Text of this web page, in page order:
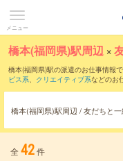
メニュー
橋本(福岡県)駅周辺 ×
橋本(福岡県)駅の派遣のお仕事情報で
ビス系、 クリエイティブ系などのお
橋本(福岡県)駅周辺 / 友だちと
全 42件